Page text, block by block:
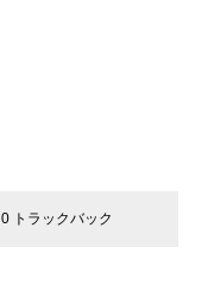
0 トラックバック